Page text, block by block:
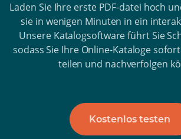
Laden Sie Ihre erste PDF-datei hoch
sie in wenigen Minuten in ein
Unsere Katalogsoftware führt Sie
sodass Sie Ihre Online-Kataloge
teilen und nachverfolgen
Kostenlos testen